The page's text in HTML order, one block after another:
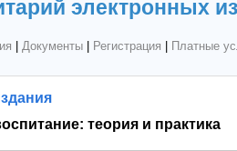
электронных
Документы| Регистрация Платные
теория и практика